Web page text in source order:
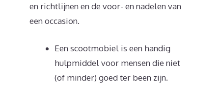
en richtlijnen en de voor- en nadelen van
een occasion.
Een scootmobiel is een handig
hulpmiddel voor mensen die niet
(of minder) goed ter been zijn.